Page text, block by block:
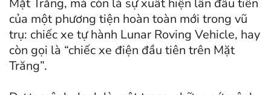
Mặt Trăng, mà còn là sự xuất hiện lần đầu tiên
của một phương tiện hoàn toàn mới trong vũ
trụ: chiếc xe tự hành Lunar Roving Vehicle, hay
còn gọi là “chiếc xe điện đầu tiên trên Mặt
Trăng”.